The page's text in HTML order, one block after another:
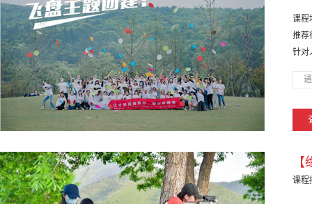
课程
推荐
针对
课程